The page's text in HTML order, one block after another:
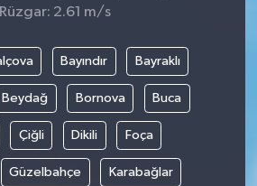
Rüzgar: 2.61 m/s
Bayındır Bayraklı
Beydağ Bornova Buca
Çiğli Dikili Foça
Güzelbahçe Karabağlar